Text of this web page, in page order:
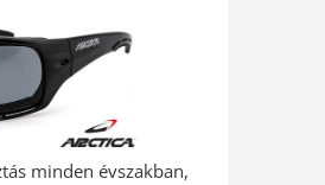
minden évszakban,